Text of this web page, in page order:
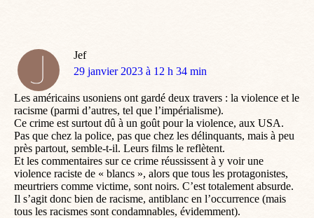
Jef
dit
29 janvier 2023 à 12 h 34 min
Les américains usoniens ont gardé deux travers : la violence et le
racisme (parmi d’autres, tel que l’impérialisme).
Ce crime est surtout dû à un goût pour la violence, aux USA.
Pas que chez la police, pas que chez les délinquants, mais à peu
près partout, semble-t-il. Leurs films le reflètent.
Et les commentaires sur ce crime réussissent à y voir une
violence raciste de « blancs », alors que tous les protagonistes,
meurtriers comme victime, sont noirs. C’est totalement absurde.
Il s’agit donc bien de racisme, antiblanc en l’occurrence (mais
tous les racismes sont condamnables, évidemment).